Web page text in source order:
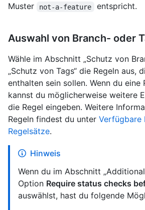
Muster
not-a-feature entspricht.
Auswahl von Branch- oder
Wähle im Abschnitt „Schutz von
„Schutz von Tags“ die Regeln aus,
enthalten sein sollen. Wenn du eine
kannst du möglicherweise weitere
die Regel eingeben. Weitere
Regeln findest du unter Verfügbare
Regelsätze.
Hinweis
Wenn du im Abschnitt
Option Require status checks
auswählst, hast du folgende